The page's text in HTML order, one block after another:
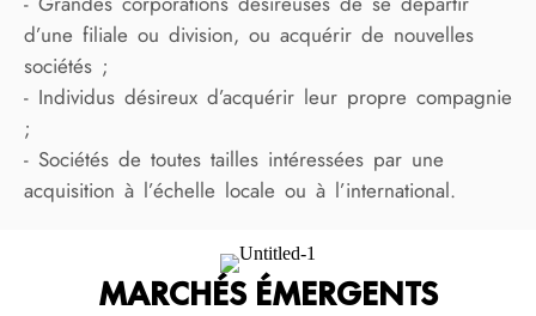
d’une filiale ou division, ou acquérir de nouvelles
sociétés ;
- Individus désireux d’acquérir leur propre compagnie
;
- Sociétés de toutes tailles intéressées par une
acquisition à l’échelle locale ou à l’international.
MARCHÉS ÉMERGENTS